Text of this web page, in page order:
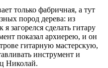
только фабричная, а тут
пород дерева: из
загорелся сделать гитару
показал архиерею, и он
гитарную мастерскую,
инструмент и
Николай.